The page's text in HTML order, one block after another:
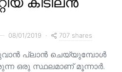
08/01/2019 707 shares
പ്ലാൻ ചെയ്യുമ്പോൾ
ഒരു സ്ഥലമാണ് മൂന്നാർ.